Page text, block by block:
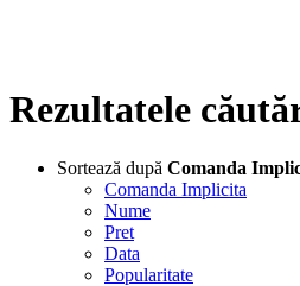
Rezultatele
Sortează după Comanda
Comanda Implicita
Nume
Pret
Data
Popularitate